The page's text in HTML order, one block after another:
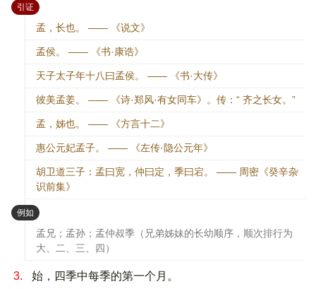
引证：
孟，长也。 —— 《说文》
孟侯。 —— 《书·康诰》
天子太子年十八曰孟侯。 —— 《书·大传》
彼美孟姜。 —— 《诗·郑风·有女同车》。传：“ 齐之长女。”
孟，姊也。 —— 《方言十二》
惠公元妃孟子。 —— 《左传·隐公元年》
胡卫道三子：孟曰宽，仲曰定，季曰宕。 —— 周密《癸辛杂
识前集》
例如 ：
孟兄；孟孙；孟仲叔季（兄弟姊妹的长幼顺序，顺次排行为
大、二、三、四）
3. 始，四季中每季的第一个月。